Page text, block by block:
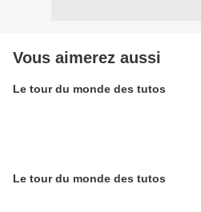
Vous aimerez aussi
Le tour du monde des tutos
Le tour du monde des tutos